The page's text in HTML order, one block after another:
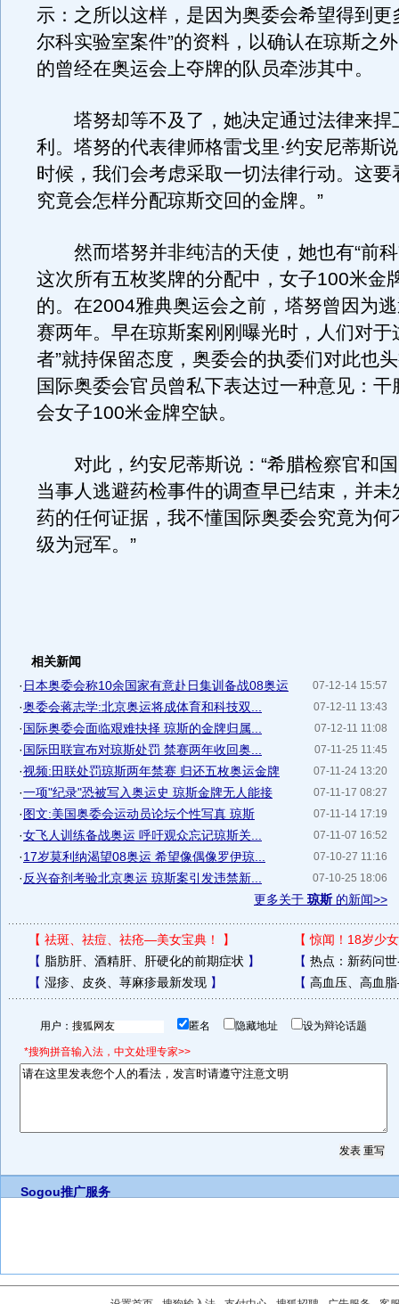
示：之所以这样，是因为奥委会希望得到更
尔科实验室案件”的资料，以确认在琼斯之
的曾经在奥运会上夺牌的队员牵涉其中。
塔努却等不及了，她决定通过法律来捍
利。塔努的代表律师格雷戈里·约安尼蒂斯
时候，我们会考虑采取一切法律行动。这要
究竟会怎样分配琼斯交回的金牌。”
然而塔努并非纯洁的天使，她也有“前科
这次所有五枚奖牌的分配中，女子100米金
的。在2004雅典奥运会之前，塔努曾因为
赛两年。早在琼斯案刚刚曝光时，人们对于
者”就持保留态度，奥委会的执委们对此也
国际奥委会官员曾私下表达过一种意见：干
会女子100米金牌空缺。
对此，约安尼蒂斯说：“希腊检察官和国
当事人逃避药检事件的调查早已结束，并未
药的任何证据，我不懂国际奥委会究竟为何
级为冠军。”
相关新闻
07-12-14 15:57
· 日本奥委会称10余国家有意赴日集训备战08奥运
07-12-11 13:43
·奥委会蒋志学:北京奥运将成体育和科技双...
07-12-11 11:08
·国际奥委会面临艰难抉择 琼斯的金牌归属...
07-11-25 11:45
·国际田联宣布对琼斯处罚 禁赛两年收回奥...
07-11-24 13:20
·视频:田联处罚琼斯两年禁赛 归还五枚奥运金牌
07-11-17 08:27
·一项"纪录"恐被写入奥运史 琼斯金牌无人能接
07-11-14 17:19
·图文:美国奥委会运动员论坛个性写真 琼斯
07-11-07 16:52
·女飞人训练备战奥运 呼吁观众忘记琼斯关...
07-10-27 11:16
·17岁莫利纳渴望08奥运 希望像偶像罗伊琼...
07-10-25 18:06
· 反兴奋剂考验北京奥运 琼斯案引发违禁新...
更多关于 琼斯的新闻>>
【 祛斑、祛痘、祛疮—美女宝典！ 】 【惊闻！18岁少
【 脂肪肝、酒精肝、肝硬化的前期症状 】 【 热点：新药问
【 湿疹、皮炎、荨麻疹最新发现】 【 高血压、高血
用户： 匿名 隐藏地址 设为辩论话题
*搜狗拼音输入法，中文处理专家>>
Sogou推广服务